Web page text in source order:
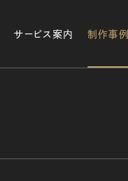
サービス案内 制作事例